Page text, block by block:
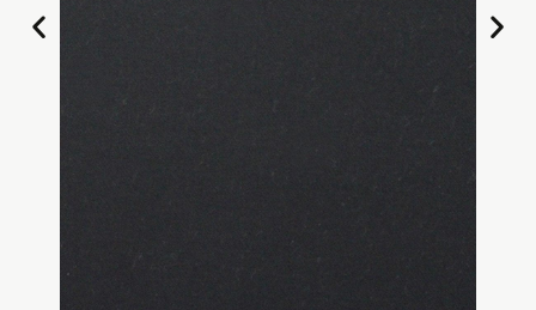
The season Spring/Summer